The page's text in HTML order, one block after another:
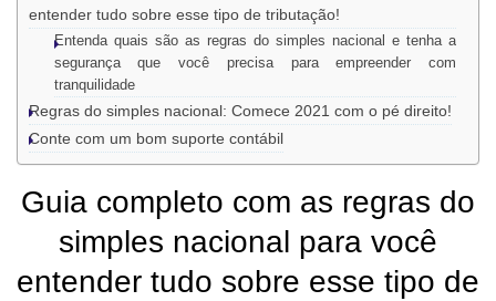
entender tudo sobre esse tipo de tributação!
Entenda quais são as regras do simples nacional e tenha a
segurança que você precisa para empreender com
tranquilidade
Regras do simples nacional: Comece 2021 com o pé direito!
Conte com um bom suporte contábil
Guia completo com as regras do
simples nacional para você
entender tudo sobre esse tipo de